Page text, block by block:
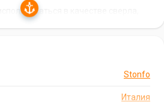
в качестве сверла,
ее универсальным
долговечность и эффективность
Stonfo
Италия